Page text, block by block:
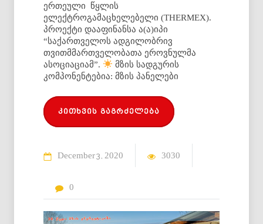
ერთეული წყლის
ელექტროგამაცხელებელი (THERMEX).
პროექტი დააფინანსა ა(ა)იპი
“საქართველოს ადგილობრივ
თვითმმართველობათა ეროვნულმა
ასოციაციამ”.
მზის სადგურის
კომპონენტებია: მზის პანელები
კითხვის გაგრძელება
December3 2020 3030
0